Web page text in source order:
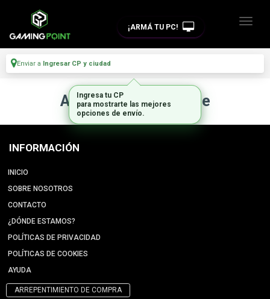
¡ARMÁ TU PC!
Enviar a Ingresar CP y ciudad
Artículo no disponible
INFORMACIÓN
INICIO
SOBRE NOSOTROS
CONTACTO
¿DÓNDE ESTAMOS?
POLÍTICAS DE PRIVACIDAD
POLÍTICAS DE COOKIES
AYUDA
ARREPENTIMIENTO DE COMPRA
Ingresa tu CP
para mostrarte las mejores
opciones de envío.